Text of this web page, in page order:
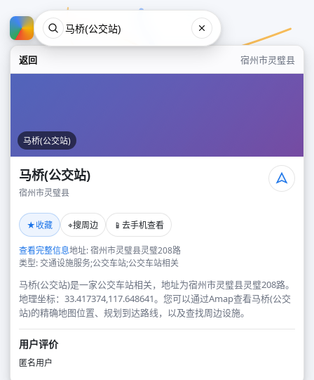
返回 宿州市灵璧县
马桥(公交站)
马桥(公交站)
宿州市灵璧县
★收藏 ⌖搜周边 📱 去手机查看
查看完整信息地址: 宿州市灵璧县灵璧208路
类型: 交通设施服务;公交车站;公交车站相关
马桥(公交站)是一家公交车站相关，地址为宿州市灵璧县灵璧208路。
地理坐标：33.417374,117.648641。您可以通过Amap查看马桥(公交
站)的精确地图位置、规划到达路线，以及查找周边设施。
用户评价
匿名用户